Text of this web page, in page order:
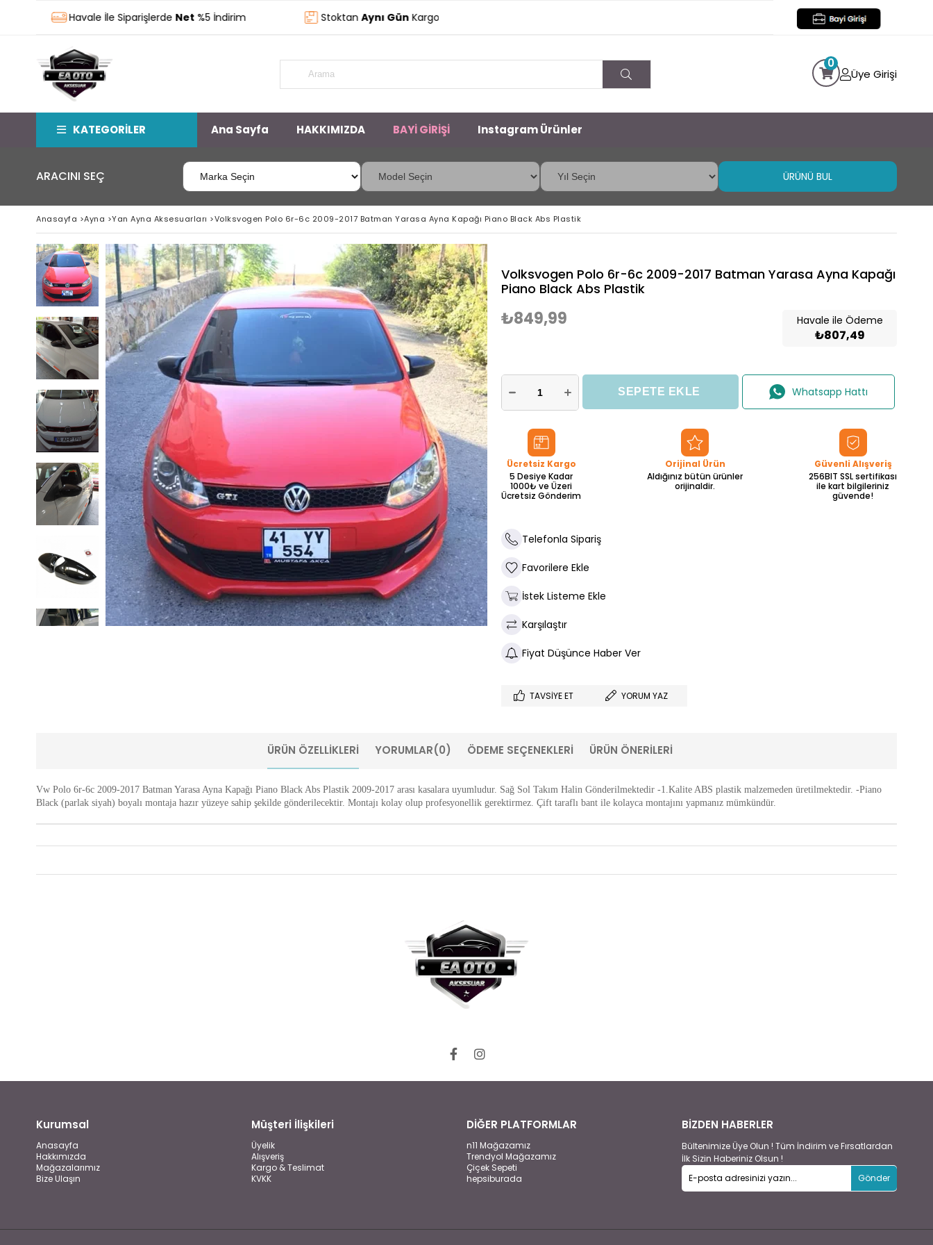
Havale İle SiparişlerdeNet%5 İndirim StoktanAynı GünKargo
0
Üye Girişi
KATEGORİLER Ana Sayfa HAKKIMIZDA BAYİ GİRİŞİ Instagram Ürünler
ARACINI SEÇ ÜRÜNÜ BUL
Anasayfa >Ayna >Yan Ayna Aksesuarları >Volksvogen Polo 6r-6c 2009-2017 Batman Yarasa Ayna Kapağı Piano Black Abs Plastik
Volksvogen Polo 6r-6c 2009-2017 Batman Yarasa Ayna Kapağı
Piano Black Abs Plastik
Havale ile Ödeme
₺807,49
₺849,99
Whatsapp Hattı
Ücretsiz Kargo
5 Desiye Kadar
1000₺ ve Üzeri
Ücretsiz Gönderim
Orijinal Ürün
Aldığınız bütün ürünler
orijinaldir.
Güvenli Alışveriş
256BIT SSL sertifikası
ile kart bilgileriniz
güvende!
Telefonla Sipariş
Favorilere Ekle
İstek Listeme Ekle
Karşılaştır
Fiyat Düşünce Haber Ver
TAVSIYE ET YORUM YAZ
ÜRÜN ÖZELLIKLERI YORUMLAR(0) ÖDEME SEÇENEKLERI ÜRÜN ÖNERILERI
Vw Polo 6r-6c 2009-2017 Batman Yarasa Ayna Kapağı Piano Black Abs Plastik 2009-2017 arası kasalara uyumludur. Sağ Sol Takım Halin Gönderilmektedir -1.Kalite ABS plastik malzemeden üretilmektedir. -Piano
Black (parlak siyah) boyalı montaja hazır yüzeye sahip şekilde gönderilecektir. Montajı kolay olup profesyonellik gerektirmez. Çift taraflı bant ile kolayca montajını yapmanız mümkündür.
Kurumsal
Anasayfa
Hakkımızda
Mağazalarımız
Bize Ulaşın
Müşteri İlişkileri
Üyelik
Alışveriş
Kargo & Teslimat
KVKK
DİĞER PLATFORMLAR
n11 Mağazamız
Trendyol Mağazamız
Çiçek Sepeti
hepsiburada
BİZDEN HABERLER
Bültenimize Üye Olun ! Tüm İndirim ve Fırsatlardan
İlk Sizin Haberiniz Olsun !
Gönder